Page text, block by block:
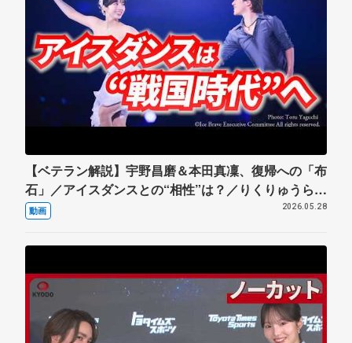
【ベテラン解説】宇野昌磨＆本田真凜、復帰への「布
石」／アイスダンスとの“相性”は？／りくりゅうら
「ペア」との違い／まるで公開プロポーズ／ゲーマー
動画 2026.05.28